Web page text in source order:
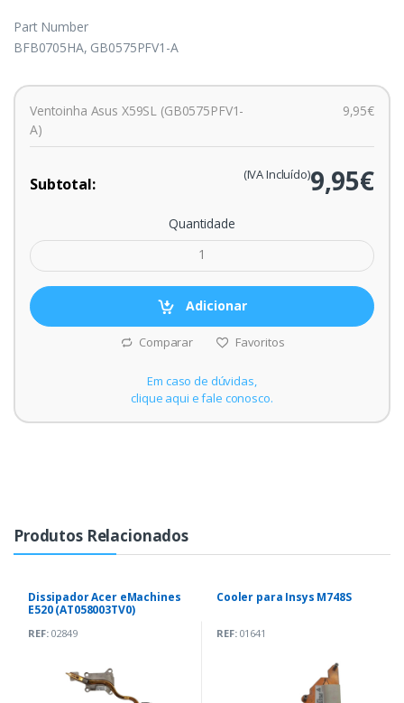
Part Number
BFB0705HA, GB0575PFV1-A
Ventoinha Asus X59SL (GB0575PFV1-
A)
9,95€
Subtotal: 9,95€
(IVA Incluído)
Quantidade
Adicionar
Comparar Favoritos
Em caso de dúvidas,
clique aqui e fale conosco.
Produtos Relacionados
Dissipador Acer eMachines
E520 (AT058003TV0)
REF:02849
Cooler para Insys M748S
REF:01641